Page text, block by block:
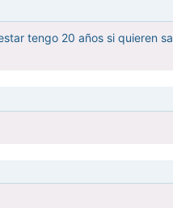
tengo 20 años si quieren